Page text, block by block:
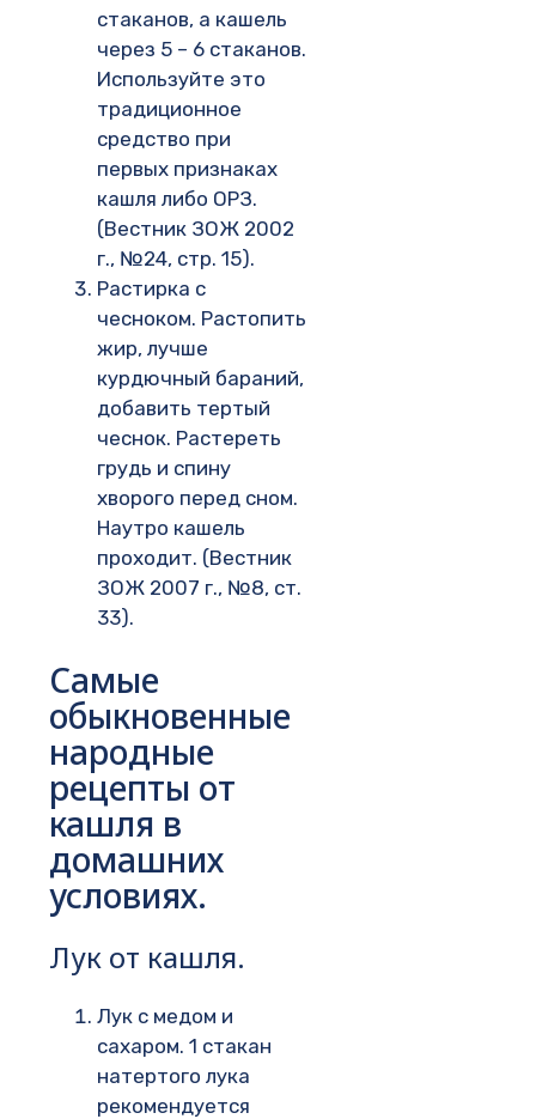
стаканов, а кашель
через 5 – 6 стаканов.
Используйте это
традиционное
средство при
первых признаках
кашля либо ОРЗ.
(Вестник ЗОЖ 2002
г., №24, стр. 15).
Растирка с
чесноком. Растопить
жир, лучше
курдючный бараний,
добавить тертый
чеснок. Растереть
грудь и спину
хворого перед сном.
Наутро кашель
проходит. (Вестник
ЗОЖ 2007 г., №8, ст.
33).
Самые
обыкновенные
народные
рецепты от
кашля в
домашних
условиях.
Лук от кашля.
Лук с медом и
сахаром. 1 стакан
натертого лука
рекомендуется